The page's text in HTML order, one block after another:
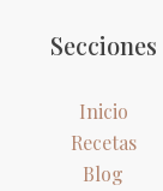
Secciones
Inicio
Recetas
Blog